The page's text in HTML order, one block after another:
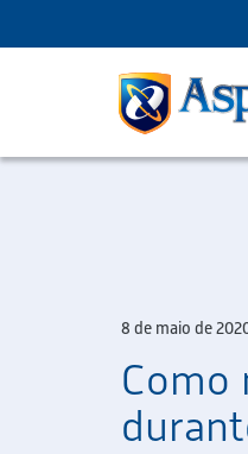
8 de maio de
Como